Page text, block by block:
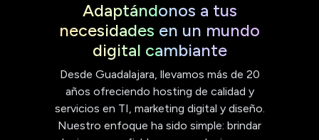
Adaptándonos a tus
necesidades en un mundo
digital cambiante
Desde Guadalajara, llevamos más de 20
años ofreciendo hosting de calidad y
servicios en TI, marketing digital y diseño.
Nuestro enfoque ha sido simple: brindar